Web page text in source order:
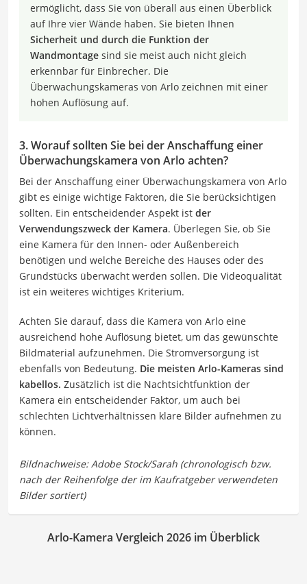
ermöglicht, dass Sie von überall aus einen Überblick
auf Ihre vier Wände haben. Sie bieten Ihnen
Sicherheit und durch die Funktion der
Wandmontage sind sie meist auch nicht gleich
erkennbar für Einbrecher. Die
Überwachungskameras von Arlo zeichnen mit einer
hohen Auflösung auf.
3. Worauf sollten Sie bei der Anschaffung einer
Überwachungskamera von Arlo achten?
Bei der Anschaffung einer Überwachungskamera von Arlo
gibt es einige wichtige Faktoren, die Sie berücksichtigen
sollten. Ein entscheidender Aspekt ist der
Verwendungszweck der Kamera. Überlegen Sie, ob Sie
eine Kamera für den Innen- oder Außenbereich
benötigen und welche Bereiche des Hauses oder des
Grundstücks überwacht werden sollen. Die Videoqualität
ist ein weiteres wichtiges Kriterium.
Achten Sie darauf, dass die Kamera von Arlo eine
ausreichend hohe Auflösung bietet, um das gewünschte
Bildmaterial aufzunehmen. Die Stromversorgung ist
ebenfalls von Bedeutung. Die meisten Arlo-Kameras sind
kabellos. Zusätzlich ist die Nachtsichtfunktion der
Kamera ein entscheidender Faktor, um auch bei
schlechten Lichtverhältnissen klare Bilder aufnehmen zu
können.
Arlo-Kamera Vergleich 2026 im Überblick